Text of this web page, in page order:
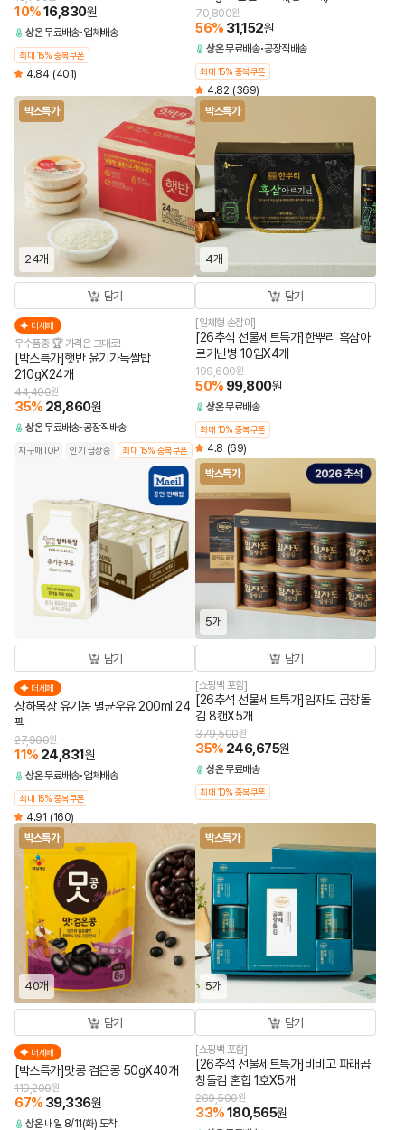
10%16,830원
상온무료배송 업체배송
최대 15% 중복쿠폰
4.84 (401)
70,800원
56% 31,152원
상온무료배송 공장직배송
최대 15% 중복쿠폰
4.82 (369)
박스특가
24개
담기
더세페
우수품종 🏆 가격은 그대로!
[박스특가]햇반 윤기가득쌀밥
210gX24개
44,400원
35% 28,860원
상온무료배송 공장직배송
재구매TOP 인기 급상승 최대 15% 중복쿠폰
박스특가
4개
담기
[일체형 손잡이]
[26추석 선물세트특가]한뿌리 흑삼아
르기닌병 10입X4개
199,600원
50% 99,800원
상온무료배송
최대 10% 중복쿠폰
4.8 (69)
담기
더세페
상하목장 유기농 멸균우유 200ml 24
팩
27,900원
11% 24,831원
상온무료배송 업체배송
최대 15% 중복쿠폰
4.91 (160)
박스특가
5개
담기
[쇼핑백 포함]
[26추석 선물세트특가]임자도 곱창돌
김 8캔X5개
379,500원
35% 246,675원
상온무료배송
최대 10% 중복쿠폰
박스특가
40개
담기
더세페
[박스특가]맛콩 검은콩 50gX40개
119,200원
67% 39,336원
상온 내일 8/11(화) 도착
박스특가
5개
담기
[쇼핑백 포함]
[26추석 선물세트특가]비비고 파래곱
창돌김 혼합 1호X5개
269,500원
33%180,565원